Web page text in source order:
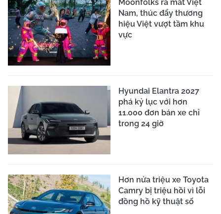
Moonfolks ra mắt Việt
Nam, thúc đẩy thương
hiệu Việt vượt tầm khu
vực
Hyundai Elantra 2027
phá kỷ lục với hơn
11.000 đơn bán xe chỉ
trong 24 giờ
Hơn nửa triệu xe Toyota
Camry bị triệu hồi vì lỗi
đồng hồ kỹ thuật số